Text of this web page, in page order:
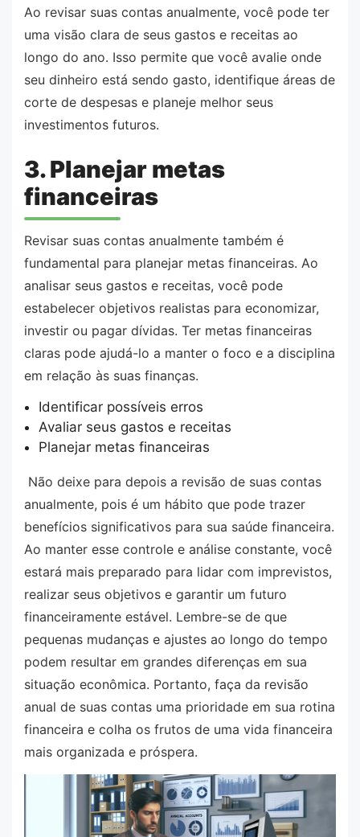
Ao revisar suas contas anualmente, você pode ter
uma visão clara de seus gastos e receitas ao
longo do ano. Isso permite que você avalie onde
seu dinheiro está sendo gasto, identifique áreas de
corte de despesas e planeje melhor seus
investimentos futuros.
3. Planejar metas
financeiras
Revisar suas contas anualmente também é
fundamental para planejar metas financeiras. Ao
analisar seus gastos e receitas, você pode
estabelecer objetivos realistas para economizar,
investir ou pagar dívidas. Ter metas financeiras
claras pode ajudá-lo a manter o foco e a disciplina
em relação às suas finanças.
Identificar possíveis erros
Avaliar seus gastos e receitas
Planejar metas financeiras
Não deixe para depois a revisão de suas contas
anualmente, pois é um hábito que pode trazer
benefícios significativos para sua saúde financeira.
Ao manter esse controle e análise constante, você
estará mais preparado para lidar com imprevistos,
realizar seus objetivos e garantir um futuro
financeiramente estável. Lembre-se de que
pequenas mudanças e ajustes ao longo do tempo
podem resultar em grandes diferenças em sua
situação econômica. Portanto, faça da revisão
anual de suas contas uma prioridade em sua rotina
financeira e colha os frutos de uma vida financeira
mais organizada e próspera.